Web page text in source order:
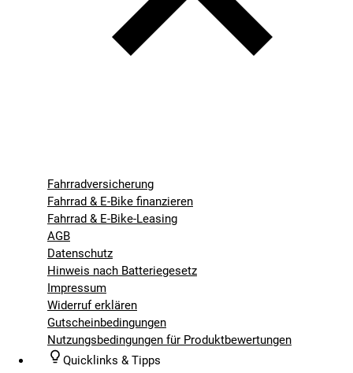
Fahrradversicherung
Fahrrad & E-Bike finanzieren
Fahrrad & E-Bike-Leasing
AGB
Datenschutz
Hinweis nach Batteriegesetz
Impressum
Widerruf erklären
Gutscheinbedingungen
Nutzungsbedingungen für Produktbewertungen
Quicklinks & Tipps